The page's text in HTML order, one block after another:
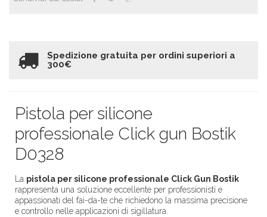
Spedizione gratuita per ordini superiori a
300€
Pistola per silicone
professionale Click gun Bostik
D0328
La pistola per silicone professionale Click Gun Bostik
rappresenta una soluzione eccellente per professionisti e
appassionati del fai-da-te che richiedono la massima precisione
e controllo nelle applicazioni di sigillatura.